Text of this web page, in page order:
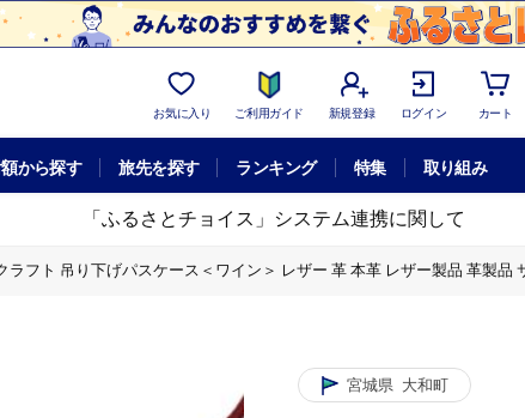
お気に入り ご利用ガイド 新規登録 ログイン カート
から探す 旅先を探す ランキング 特集 取り組み
「ふるさとチョイス」システム連携に関して
ラフト 吊り下げパスケース＜ワイン＞ レザー 革 本革 レザー製品 革製品
ザー製品 革製品 サドルレザー オイルレザー ギフト 日本製 手縫い ハン
宮城県 大和町